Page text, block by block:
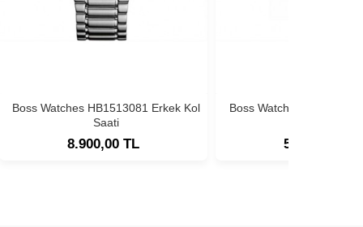
Boss Watches HB1513081 Erkek Kol
Saati
8.900,00 TL
Boss Watches
5.900,00 TL